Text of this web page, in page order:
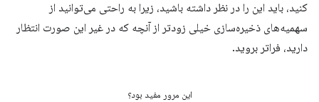
کنید، باید این را در نظر داشته باشید، زیرا به راحتی می‌توانید از
سهمیه‌های ذخیره‌سازی خیلی زودتر از آنچه که در غیر این صورت انتظار
دارید، فراتر بروید.
این مرور مفید بود؟